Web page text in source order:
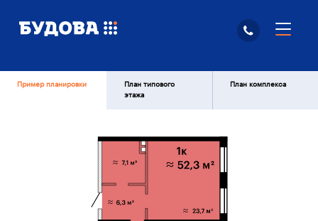
Пример планировки
План типового
этажа
План комплекса